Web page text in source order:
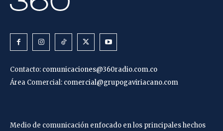
Contacto: comunicaciones@360radio.com.co
Área Comercial: comercial@grupogaviriacano.com
Medio de comunicación enfocado en los principales hechos